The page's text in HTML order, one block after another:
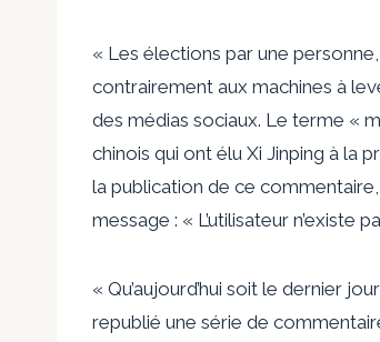
« Les élections par une
contrairement aux machines à
des médias sociaux. Le terme «
chinois qui ont élu Xi Jinping à la
la publication de ce
message : « L’utilisateur n’existe
« Qu’aujourd’hui soit le dernier
republié une série de